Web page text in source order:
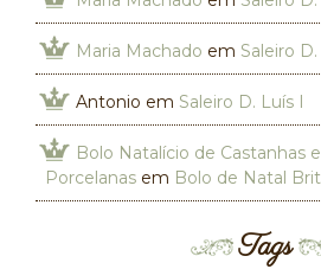
Maria Machado em Saleiro D.
Antonio em Saleiro D. Luís I
Bolo Natalício de Castanhas
Porcelanas em Bolo de Natal
Tags